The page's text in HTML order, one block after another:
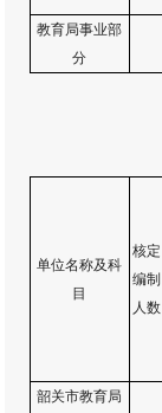
教育局事业部
分
单位名称及科
目
核定
编制
人数
韶关市教育局